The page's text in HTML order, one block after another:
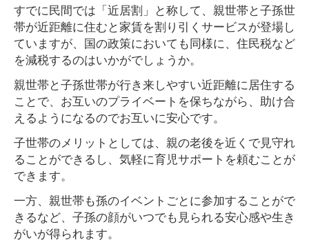
すでに民間では「近居割」と称して、親世帯と子孫世
帯が近距離に住むと家賃を割り引くサービスが登場し
ていますが、国の政策においても同様に、住民税など
を減税するのはいかがでしょうか。
親世帯と子孫世帯が行き来しやすい近距離に居住する
ことで、お互いのプライベートを保ちながら、助け合
えるようになるのでお互いに安心です。
子世帯のメリットとしては、親の老後を近くで見守れ
ることができるし、気軽に育児サポートを頼むことが
できます。
一方、親世帯も孫のイベントごとに参加することがで
きるなど、子孫の顔がいつでも見られる安心感や生き
がいが得られます。